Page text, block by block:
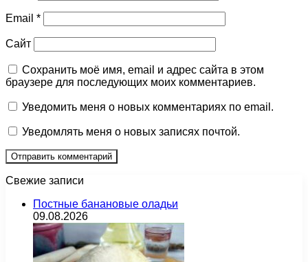
Email *
Сайт
Сохранить моё имя, email и адрес сайта в этом
браузере для последующих моих комментариев.
Уведомить меня о новых комментариях по email.
Уведомлять меня о новых записях почтой.
Свежие записи
Постные банановые оладьи
09.08.2026